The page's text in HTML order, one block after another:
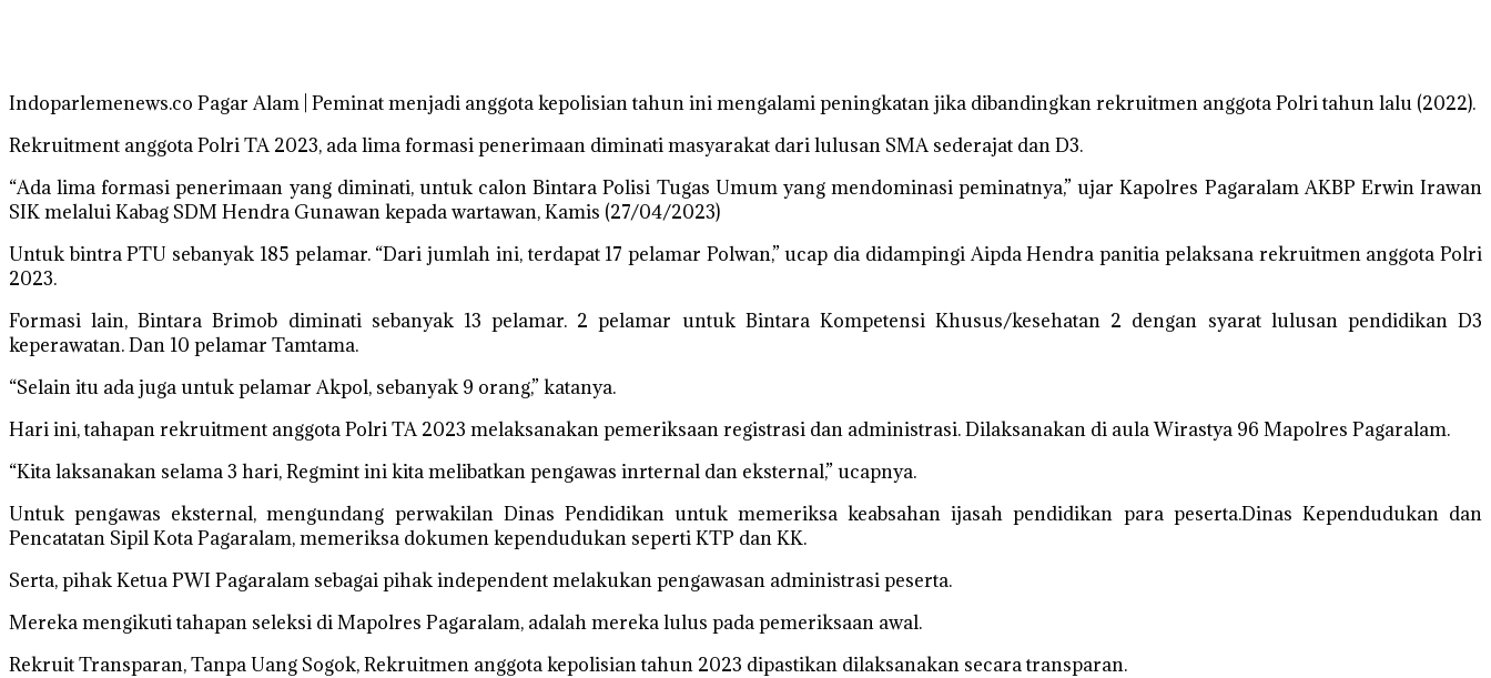
Indoparlemenews.co Pagar Alam | Peminat menjadi anggota kepolisian tahun ini mengalami peningkatan jika dibandingkan rekruitmen anggota Polri tahun lalu (2022).
Rekruitment anggota Polri TA 2023, ada lima formasi penerimaan diminati masyarakat dari lulusan SMA sederajat dan D3.
“Ada lima formasi penerimaan yang diminati, untuk calon Bintara Polisi Tugas Umum yang mendominasi peminatnya,” ujar Kapolres Pagaralam AKBP Erwin Irawan
SIK melalui Kabag SDM Hendra Gunawan kepada wartawan, Kamis (27/04/2023)
Untuk bintra PTU sebanyak 185 pelamar. “Dari jumlah ini, terdapat 17 pelamar Polwan,” ucap dia didampingi Aipda Hendra panitia pelaksana rekruitmen anggota Polri
2023.
Formasi lain, Bintara Brimob diminati sebanyak 13 pelamar. 2 pelamar untuk Bintara Kompetensi Khusus/kesehatan 2 dengan syarat lulusan pendidikan D3
keperawatan. Dan 10 pelamar Tamtama.
“Selain itu ada juga untuk pelamar Akpol, sebanyak 9 orang,” katanya.
Hari ini, tahapan rekruitment anggota Polri TA 2023 melaksanakan pemeriksaan registrasi dan administrasi. Dilaksanakan di aula Wirastya 96 Mapolres Pagaralam.
“Kita laksanakan selama 3 hari, Regmint ini kita melibatkan pengawas inrternal dan eksternal,” ucapnya.
Untuk pengawas eksternal, mengundang perwakilan Dinas Pendidikan untuk memeriksa keabsahan ijasah pendidikan para peserta.Dinas Kependudukan dan
Pencatatan Sipil Kota Pagaralam, memeriksa dokumen kependudukan seperti KTP dan KK.
Serta, pihak Ketua PWI Pagaralam sebagai pihak independent melakukan pengawasan administrasi peserta.
Mereka mengikuti tahapan seleksi di Mapolres Pagaralam, adalah mereka lulus pada pemeriksaan awal.
Rekruit Transparan, Tanpa Uang Sogok, Rekruitmen anggota kepolisian tahun 2023 dipastikan dilaksanakan secara transparan.